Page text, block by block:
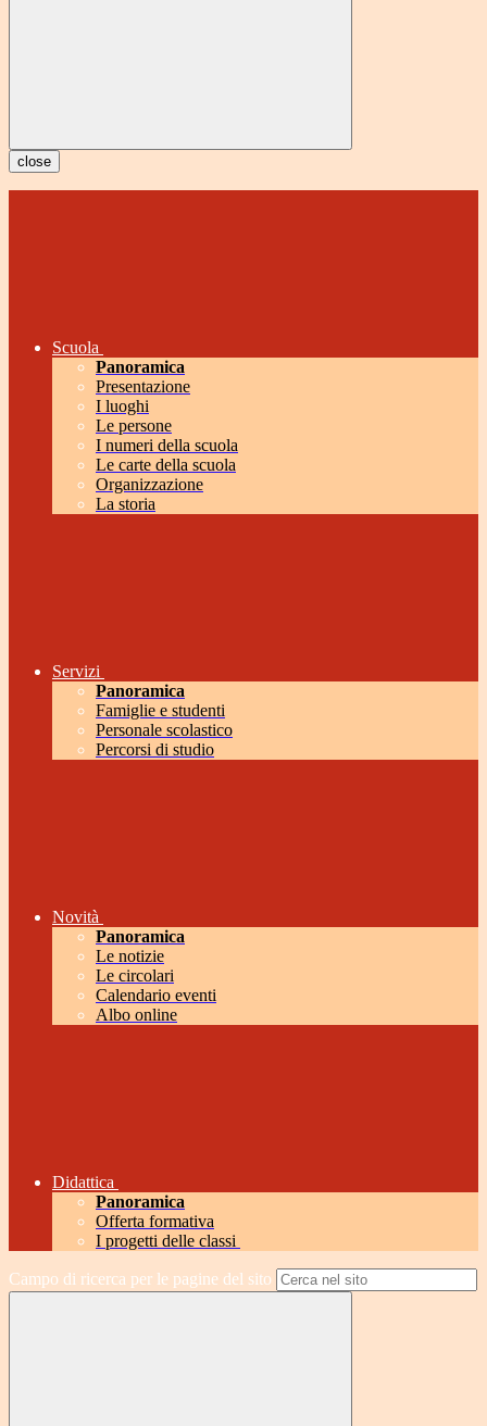
close
Scuola
Panoramica
Presentazione
I luoghi
Le persone
I numeri della scuola
Le carte della scuola
Organizzazione
La storia
Servizi
Panoramica
Famiglie e studenti
Personale scolastico
Percorsi di studio
Novità
Panoramica
Le notizie
Le circolari
Calendario eventi
Albo online
Didattica
Panoramica
Offerta formativa
I progetti delle classi
Campo di ricerca per le pagine del sito